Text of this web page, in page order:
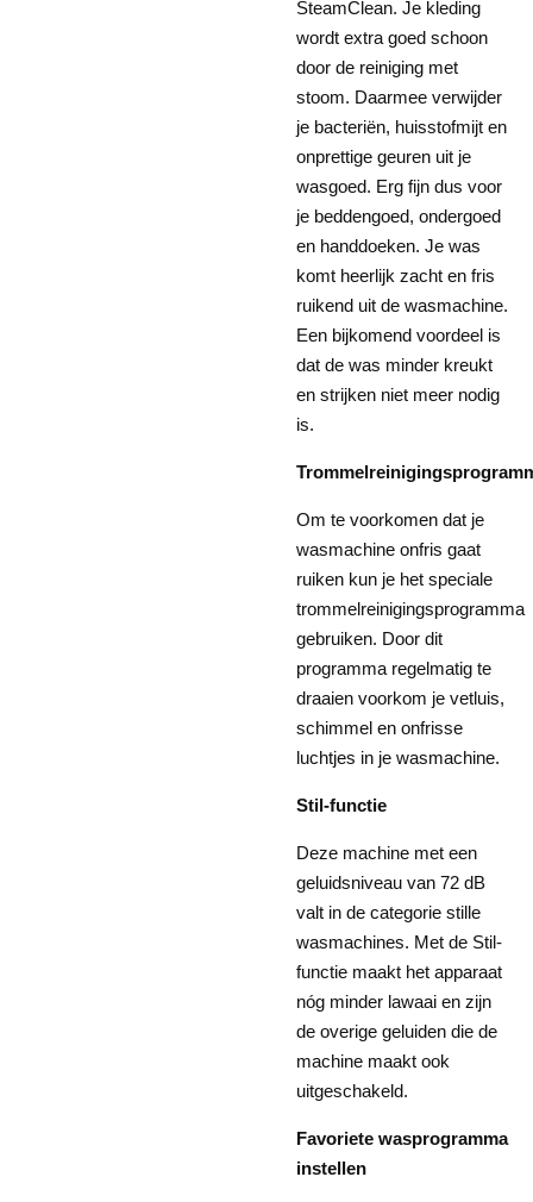
SteamClean. Je kleding
wordt extra goed schoon
door de reiniging met
stoom. Daarmee verwijder
je bacteriën, huisstofmijt en
onprettige geuren uit je
wasgoed. Erg fijn dus voor
je beddengoed, ondergoed
en handdoeken. Je was
komt heerlijk zacht en fris
ruikend uit de wasmachine.
Een bijkomend voordeel is
dat de was minder kreukt
en strijken niet meer nodig
is.
Om te voorkomen dat je
wasmachine onfris gaat
ruiken kun je het speciale
trommelreinigingsprogramma
gebruiken. Door dit
programma regelmatig te
draaien voorkom je vetluis,
schimmel en onfrisse
luchtjes in je wasmachine.
Stil-functie
Deze machine met een
geluidsniveau van 72 dB
valt in de categorie stille
wasmachines. Met de Stil-
functie maakt het apparaat
nóg minder lawaai en zijn
de overige geluiden die de
machine maakt ook
uitgeschakeld.
Favoriete wasprogramma
instellen